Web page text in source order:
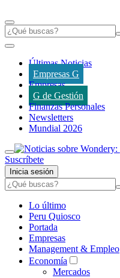
Últimas Noticias
Empresas G
Empresas
G de Gestión
Finanzas Personales
Newsletters
Mundial 2026
Suscríbete
Inicia sesión
Lo último
Peru Quiosco
Portada
Empresas
Management & Empleo
Economía
Mercados